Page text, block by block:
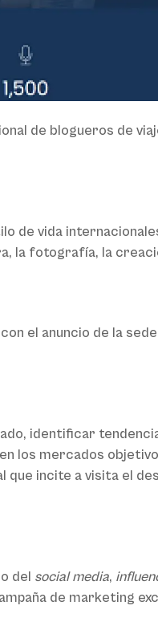
de blogueros de
de vida
la fotografía, la
el anuncio de la
identificar
los mercados
incite a visita el
del social media,
de marketing